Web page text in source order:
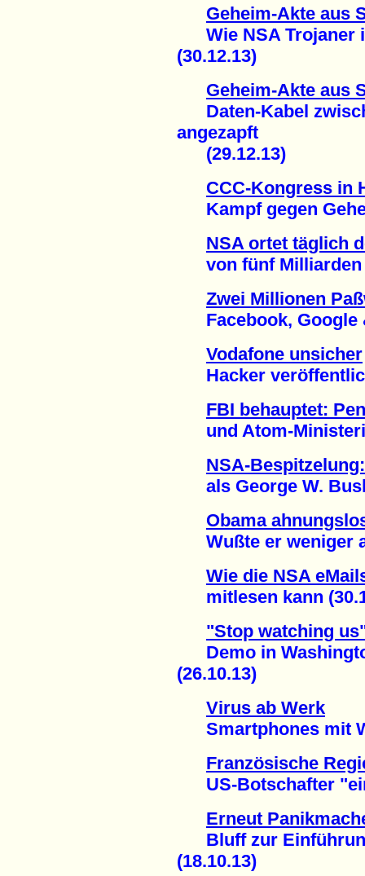
Geheim-Akte aus
Wie NSA Trojaner
(30.12.13)
Geheim-Akte aus
Daten-Kabel
angezapft
(29.12.13)
CCC-Kongress in
Kampf gegen
NSA ortet täglich
von fünf Milliarden
Zwei Millionen
Facebook, Google
Vodafone unsicher
Hacker
FBI behauptet:
und Atom-
NSA-
als George W.
Obama
Wußte er weniger
Wie die NSA
mitlesen kann
"Stop watching
Demo in
(26.10.13)
Virus ab Werk
Smartphones mit
Französische
US-Botschafter
Erneut
Bluff zur
(18.10.13)